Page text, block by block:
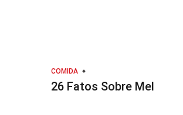
COMIDA
26 Fatos Sobre Mel